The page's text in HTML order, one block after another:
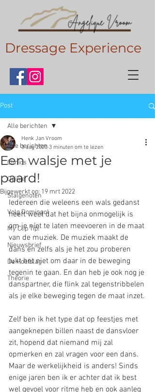
Dressage Experience
Post
Alle berichten
Clinics
Opinie
Stalgenoten
Volg Domingo!
My Clip Tip!
Nieuwsbrief
De Hoefslag
Theorie
Alle berichten
Een walsje met je
paard!
Henk Jan Vroom
3 aug 2020 3 minuten om te lezen
Bijgewerkt op: 19 mrt 2022
Iedereen die weleens een wals gedanst
heeft weet dat het bijna onmogelijk is
om je níet te laten meevoeren in de maat
van de muziek. De muziek maakt de
dans en zelfs als je het zou proberen
lukt het niet om daar in de beweging
tegenin te gaan. En dan heb je ook nog je
danspartner, die flink zal tegenstribbelen
als je elke beweging tegen de maat inzet.
Zelf ben ik het type dat op feestjes met
aangeknepen billen naast de dansvloer
zit, hopend dat niemand mij zal
opmerken en zal vragen voor een dans.
Maar de werkelijkheid is anders! Sinds
enige jaren ben ik er achter dat ik best
wel gevoel voor ritme heb en ook aanleg